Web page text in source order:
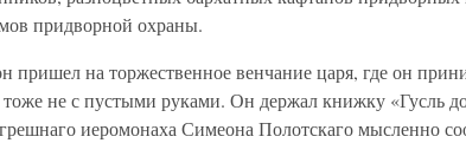
придворной охраны.
пришел на торжественное венчание царя, где он
тоже не с пустыми руками. Он держал книжку «Гусль
иеромонаха Симеона Полотскаго мысленно